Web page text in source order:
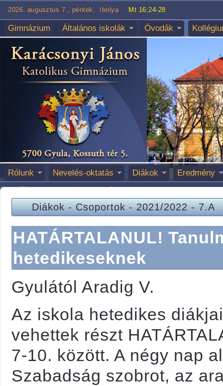
2026. augusztus 7., péntek, Ibolya Mt 16;24-28
Gimnázium Általános iskolák Óvodák
Rólunk Nevelés-oktatás Diákok Eredmény
Diákok-Csoportok-2021/2022-7.A
HATÁRTALANUL!
hetedikeseknek
Gyulától Aradig V.
Az iskola hetedikes
vehettek részt
7-10. között. A négy nap
Szabadság szobrot, az